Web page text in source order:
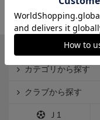
一覧から探す
カテゴリから探す
クラブから探す
Ｊ1